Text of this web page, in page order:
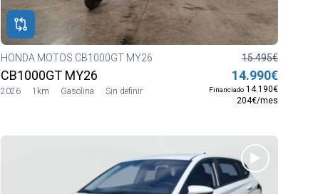
HONDA MOTOS CB1000GT MY26
CB1000GT MY26
2026 1km Gasolina Sin definir
15.495€
14.990€
Financiado14.190€
204€/mes